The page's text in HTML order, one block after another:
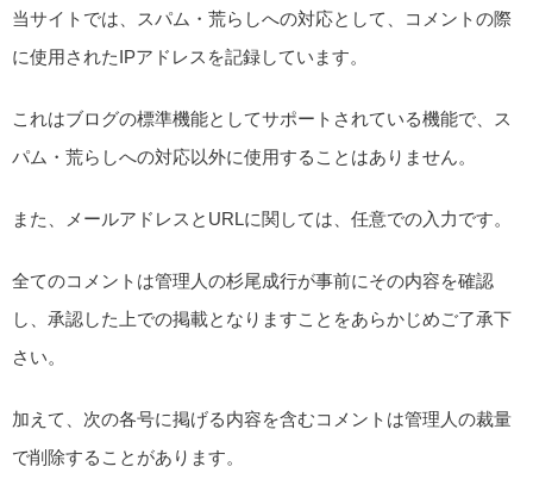
当サイトでは、スパム・荒らしへの対応として、コメントの際
に使用されたIPアドレスを記録しています。
これはブログの標準機能としてサポートされている機能で、ス
パム・荒らしへの対応以外に使用することはありません。
また、メールアドレスとURLに関しては、任意での入力です。
全てのコメントは管理人の杉尾成行が事前にその内容を確認
し、承認した上での掲載となりますことをあらかじめご了承下
さい。
加えて、次の各号に掲げる内容を含むコメントは管理人の裁量
で削除することがあります。